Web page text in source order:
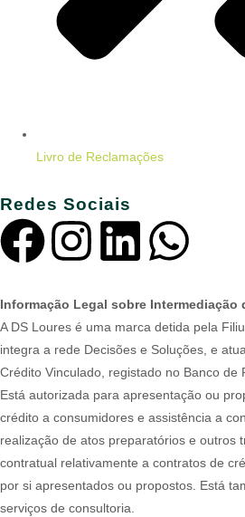
Livro de Reclamações
Redes Sociais
Informação Legal sobre Intermediação
A DS Loures é uma marca detida pela
integra a rede Decisões e Soluções, e
Crédito Vinculado, registado no Banco de
Está autorizada para apresentação ou
crédito a consumidores e assistência a
realização de atos preparatórios e outros
contratual relativamente a contratos de
por si apresentados ou propostos. Está
serviços de consultoria.